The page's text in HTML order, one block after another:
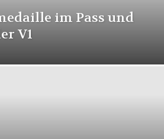
im Pass und
V1